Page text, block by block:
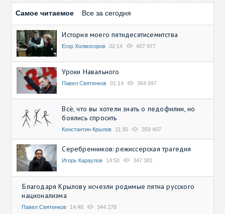
Самое читаемое Все за сегодня
История моего пятидесятисемитства
Егор Холмогоров 02:14 407 977
Уроки Навального
Павел Святенков 01:14 364 697
Всё, что вы хотели знать о педофилии, но
боялись спросить
Константин Крылов 11:30 359 407
Серебренников: режиссерская трагедия
Игорь Караулов 14:50 347 381
Благодаря Крылову исчезли родимые пятна русского
национализма
Павел Святенков 14:48 344 278